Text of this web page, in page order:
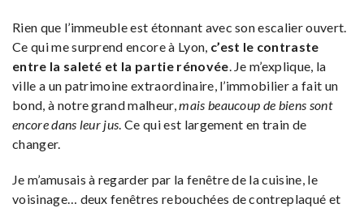
Rien que l’immeuble est étonnant avec son escalier ouvert.
Ce qui me surprend encore à Lyon, c’est le contraste
entre la saleté et la partie rénovée . Je m’explique, la
ville a un patrimoine extraordinaire, l’immobilier a fait un
bond, à notre grand malheur,mais beaucoup de biens sont
encore dans leur jus . Ce qui est largement en train de
changer.
Je m’amusais à regarder par la fenêtre de la cuisine, le
voisinage… deux fenêtres rebouchées de contreplaqué et